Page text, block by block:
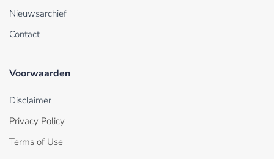
Nieuwsarchief
Contact
Voorwaarden
Disclaimer
Privacy Policy
Terms of Use